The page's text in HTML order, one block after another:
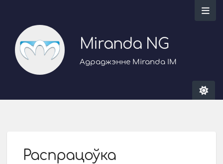
Miranda NG
Адраджэнне Miranda IM
Распрацоўка